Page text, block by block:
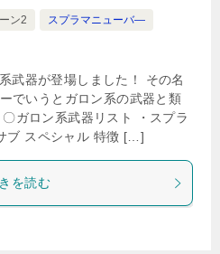
ン2 スプラマニューバ―
武器が登場しました！ その名
でいうとガロン系の武器と類
ガロン系武器リスト ・スプラ
ブ スペシャル 特徴 […]
を読む